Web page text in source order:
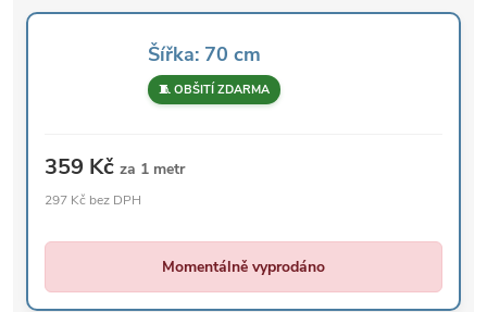
Šířka: 70 cm
🧵 OBŠITÍ ZDARMA
359 Kč za 1 metr
297 Kč bez DPH
Momentálně vyprodáno